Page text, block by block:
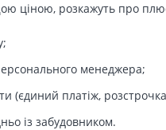
ціною, розкажуть про
менеджера;
(єдиний платіж,
із забудовником.